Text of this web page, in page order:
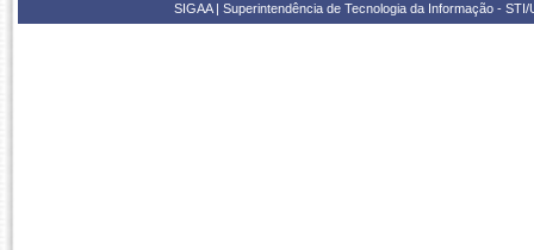
SIGAA | Superintendência de Tecnologia da Informação -